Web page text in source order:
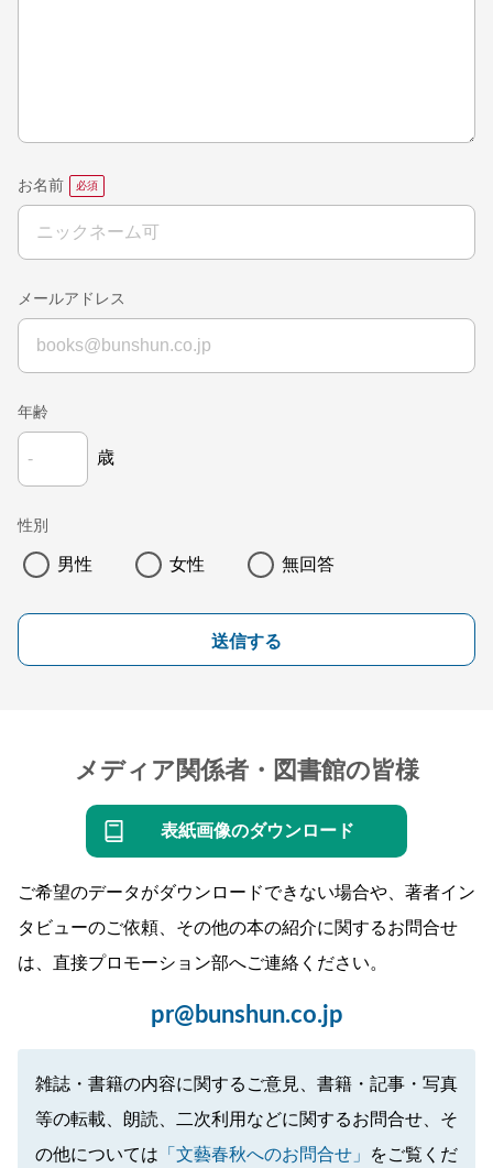
お名前
メールアドレス
年齢
歳
性別
男性 女性 無回答
送信する
メディア関係者・図書館の皆様
表紙画像のダウンロード
ご希望のデータがダウンロードできない場合や、著者イン
タビューのご依頼、その他の本の紹介に関するお問合せ
は、直接プロモーション部へご連絡ください。
pr@bunshun.co.jp
雑誌・書籍の内容に関するご意見、書籍・記事・写真
等の転載、朗読、二次利用などに関するお問合せ、そ
の他については 「文藝春秋へのお問合せ」 をご覧くだ